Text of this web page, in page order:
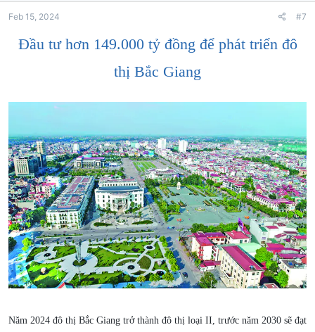
Feb 15, 2024 #7
Đầu tư hơn 149.000 tỷ đồng để phát triển đô
thị Bắc Giang
Năm 2024 đô thị Bắc Giang trở thành đô thị loại II, trước năm 2030 sẽ đạt